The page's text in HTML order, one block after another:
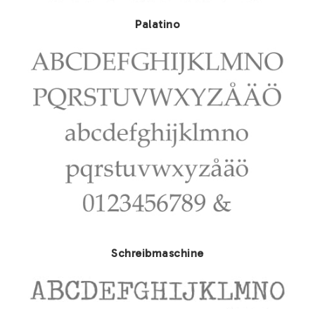
Palatino
Schreibmaschine